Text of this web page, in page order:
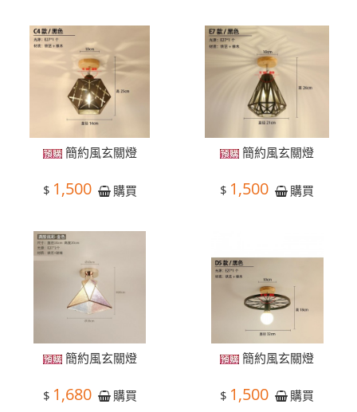
簡約風玄關燈
$ 1,500 購買
簡約風玄關燈
$ 1,500 購買
簡約風玄關燈
$ 1,680 購買
簡約風玄關燈
$ 1,500 購買